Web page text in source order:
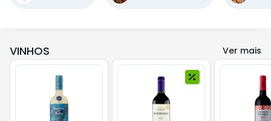
VINHOS Ver mais